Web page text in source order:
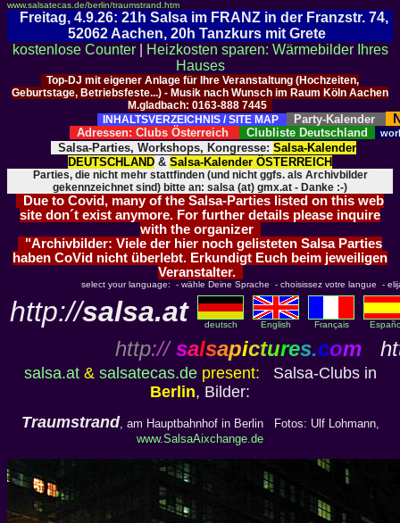
www.salsatecas.de/berlin/traumstrand.htm
Freitag, 4.9.26: 21h Salsa im FRANZ in der Franzstr. 74,
52062 Aachen, 20h Tanzkurs mit Grete
kostenlose Counter|
Heizkosten sparen: Wärmebilder Ihres
Hauses
Top-DJ mit eigener Anlage für Ihre Veranstaltung (Hochzeiten,
Geburtstage, Betriebsfeste...) - Musik nach Wunsch im Raum Köln Aachen
M.gladbach: 0163-888 7445
INHALTSVERZEICHNIS / SITE MAP
Party-Kalender
Adressen: Clubs Österreich Clubliste Deutschland
Salsa-Parties, Workshops, Kongresse: Salsa-Kalender
DEUTSCHLAND & Salsa-Kalender ÖSTERREICH
Parties, die nicht mehr stattfinden (und nicht ggfs. als Archivbilder
gekennzeichnet sind) bitte an: salsa (at) gmx.at - Danke :-)
Due to Covid, many of the Salsa-Parties listed on this web
site don´t exist anymore. For further details please inquire
with the organizer
"Archivbilder: Viele der hier noch gelisteten Salsa Parties
haben CoVid nicht überlebt. Erkundigt Euch beim jeweiligen
Veranstalter.
select your language: - wähle Deine Sprache - choisissez votre langue -
http://salsa.at deutsch English Français
http:// salsapictures.com
salsa.at& salsatecas.depresent: Salsa-Clubs in
Berlin, Bilder:
Traumstrand, am Hauptbahnhof in Berlin
Fotos: Ulf Lohmann,
www.SalsaAixchange.de